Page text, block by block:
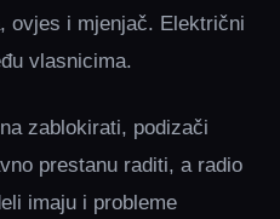
ovjes i mjenjač. Električni
vlasnicima.
zablokirati, podizači
prestanu raditi, a radio
imaju i probleme